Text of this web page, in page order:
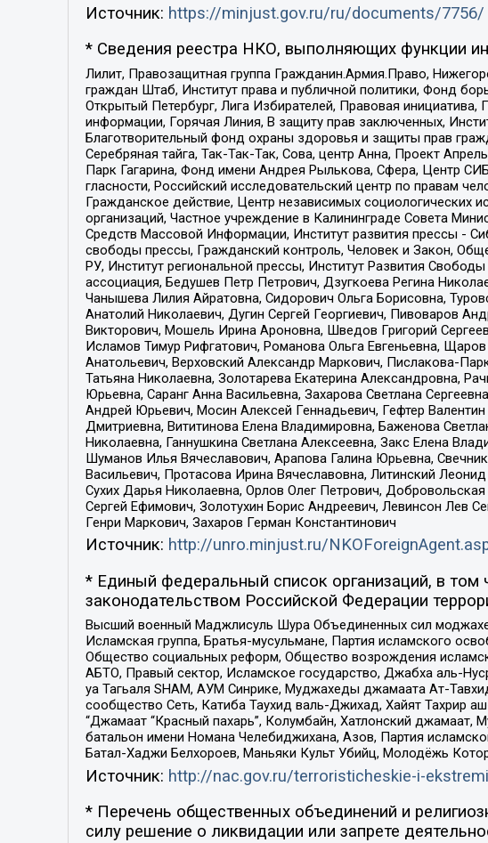
Источник: https://minjust.gov.ru/ru/documents/7756/
* Сведения реестра НКО, выполняющих функции
Лилит, Правозащитная группа Гражданин.Армия.Право,
граждан Штаб, Институт права и публичной политики, Фонд
Открытый Петербург, Лига Избирателей, Правовая
информации, Горячая Линия, В защиту прав заключенных,
Благотворительный фонд охраны здоровья и защиты прав
Серебряная тайга, Так-Так-Так, Сова, центр Анна, Проект
Парк Гагарина, Фонд имени Андрея Рылькова, Сфера, Центр
гласности, Российский исследовательский центр по правам
Гражданское действие, Центр независимых
организаций, Частное учреждение в Калининграде Совета
Средств Массовой Информации, Институт развития прессы -
свободы прессы, Гражданский контроль, Человек и Закон,
РУ, Институт региональной прессы, Институт Развития
ассоциация, Бедушев Петр Петрович, Дзугкоева Регина
Чанышева Лилия Айратовна, Сидорович Ольга Борисовна,
Анатолий Николаевич, Дугин Сергей Георгиевич, Пивоваров
Викторович, Мошель Ирина Ароновна, Шведов Григорий
Исламов Тимур Рифгатович, Романова Ольга Евгеньевна,
Анатольевич, Верховский Александр Маркович, Пислакова-
Татьяна Николаевна, Золотарева Екатерина Александровна,
Юрьевна, Саранг Анна Васильевна, Захарова Светлана
Андрей Юрьевич, Мосин Алексей Геннадьевич, Гефтер
Дмитриевна, Вититинова Елена Владимировна, Баженова
Николаевна, Ганнушкина Светлана Алексеевна, Закс Елена
Шуманов Илья Вячеславович, Арапова Галина Юрьевна,
Васильевич, Протасова Ирина Вячеславовна, Литинский
Сухих Дарья Николаевна, Орлов Олег Петрович,
Сергей Ефимович, Золотухин Борис Андреевич, Левинсон Лев
Генри Маркович, Захаров Герман Константинович
Источник: http://unro.minjust.ru/
* Единый федеральный список организаций, в том
законодательством Российской Федерации
Высший военный Маджлисуль Шура Объединенных сил
Исламская группа, Братья-мусульмане, Партия исламского
Общество социальных реформ, Общество возрождения
АБТО, Правый сектор, Исламское государство, Джабха аль-
уа Тагьаля SHAM, АУМ Синрике, Муджахеды джамаата Ат-
сообщество Сеть, Катиба Таухид валь-Джихад, Хайят Тахрир
“Джамаат “Красный пахарь”, Колумбайн, Хатлонский джамаат,
батальон имени Номана Челебиджихана, Азов, Партия
Батал-Хаджи Белхороев, Маньяки Культ Убийц, Молодёжь
Источник: http://nac.gov.ru/terroristicheskie-i-
* Перечень общественных объединений и
силу решение о ликвидации или запрете